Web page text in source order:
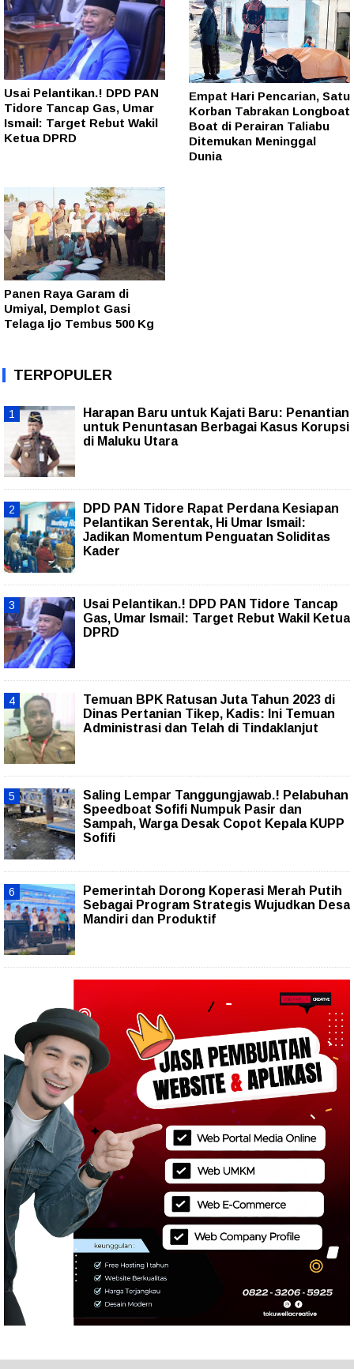
Usai Pelantikan.! DPD PAN
Tidore Tancap Gas, Umar
Ismail: Target Rebut Wakil
Ketua DPRD
Empat Hari Pencarian, Satu
Korban Tabrakan Longboat
Boat di Perairan Taliabu
Ditemukan Meninggal
Dunia
Panen Raya Garam di
Umiyal, Demplot Gasi
Telaga Ijo Tembus 500 Kg
TERPOPULER
Harapan Baru untuk Kajati Baru: Penantian
untuk Penuntasan Berbagai Kasus Korupsi
di Maluku Utara
DPD PAN Tidore Rapat Perdana Kesiapan
Pelantikan Serentak, Hi Umar Ismail:
Jadikan Momentum Penguatan Soliditas
Kader
Usai Pelantikan.! DPD PAN Tidore Tancap
Gas, Umar Ismail: Target Rebut Wakil Ketua
DPRD
Temuan BPK Ratusan Juta Tahun 2023 di
Dinas Pertanian Tikep, Kadis: Ini Temuan
Administrasi dan Telah di Tindaklanjut
Saling Lempar Tanggungjawab.! Pelabuhan
Speedboat Sofifi Numpuk Pasir dan
Sampah, Warga Desak Copot Kepala KUPP
Sofifi
Pemerintah Dorong Koperasi Merah Putih
Sebagai Program Strategis Wujudkan Desa
Mandiri dan Produktif